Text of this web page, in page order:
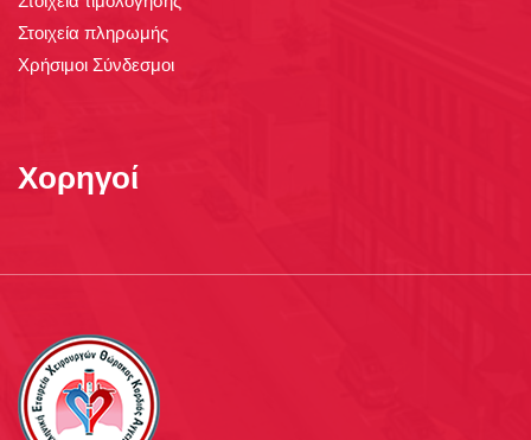
Στοιχεία πληρωμής
Χρήσιμοι Σύνδεσμοι
Χορηγοί